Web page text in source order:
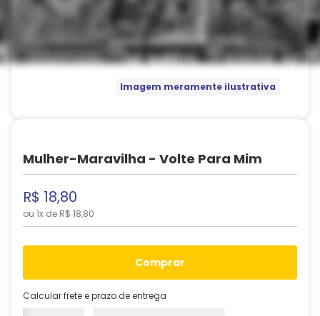
Imagem meramente ilustrativa
Mulher-Maravilha - Volte Para Mim
R$ 18,80
ou 1x de R$ 18,80
comprar
Calcular frete e prazo de entrega